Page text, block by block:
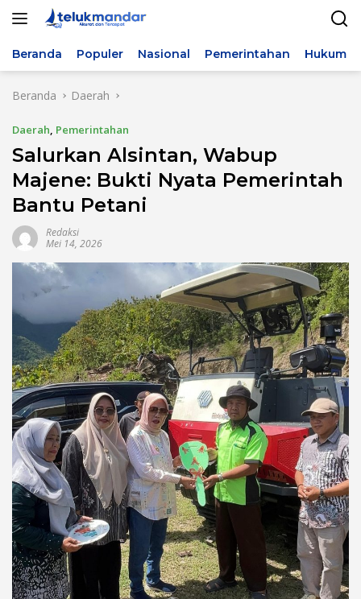
Beranda Populer Nasional Pemerintahan Hukum
Beranda Daerah
Daerah, Pemerintahan
Salurkan Alsintan, Wabup
Majene: Bukti Nyata Pemerintah
Bantu Petani
Redaksi
Mei 14, 2026